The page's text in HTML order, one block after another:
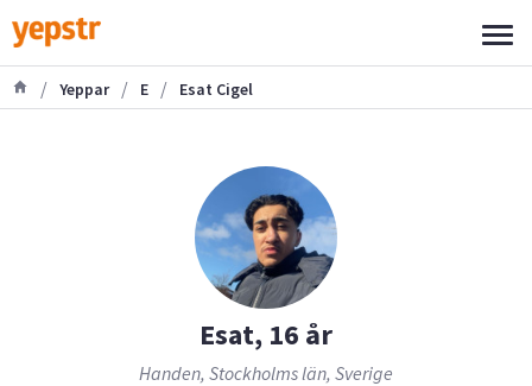
/ Yeppar / E / Esat Cigel
Esat, 16 år
Handen, Stockholms län, Sverige